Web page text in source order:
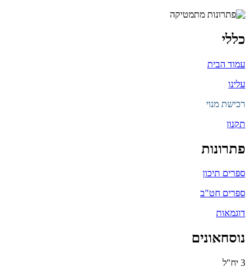
כללי
עמוד הבית
עלינו
רכישת מנוי
תקנון
פתרונות
ספרים תיכון
ספרים חט"ב
דוגמאות
נוסחאונים
3 יח"ל